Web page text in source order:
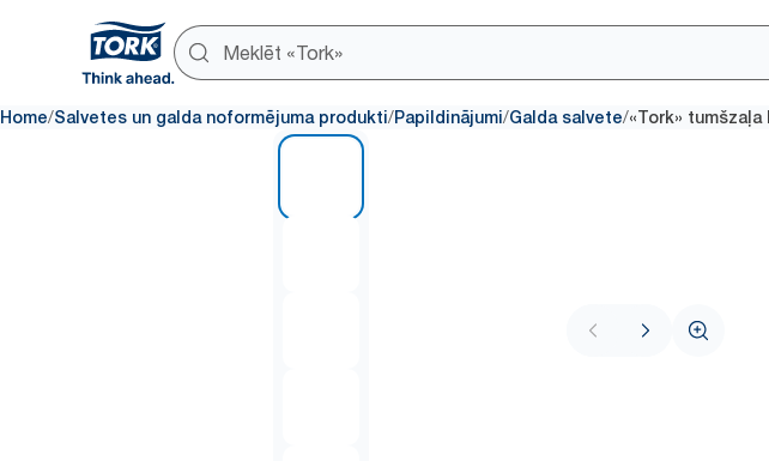
Home/Salvetes un galda noformējuma produkti/Papildinājumi/Galda salvete/«Tork»